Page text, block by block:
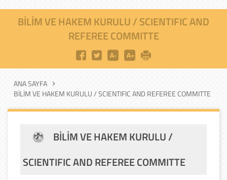
BILIM VE HAKEM KURULU / SCIENTIFIC AND
REFEREE COMMITTE
ANA SAYFA
BILIM VE HAKEM KURULU / SCIENTIFIC AND REFEREE COMMITTE
BILIM VE HAKEM KURULU /
SCIENTIFIC AND REFEREE COMMITTE